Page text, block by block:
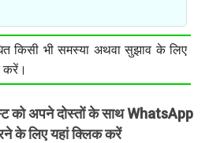
किसी भी समस्या अथवा सुझाव के लिए
करें।
को अपने दोस्तों के साथ WhatsApp
के लिए यहां क्लिक करें